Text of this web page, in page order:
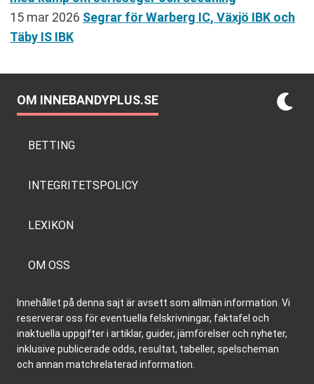
15 mar 2026 Segrar för Warberg IC, Växjö IBK och
Täby IS IBK
OM INNEBANDYPLUS.SE
BETTING
INTEGRITETSPOLICY
LEXIKON
OM OSS
Innehållet på denna sajt är avsett som allmän information. Vi
reserverar oss för eventuella felskrivningar, faktafel och
inaktuella uppgifter i artiklar, guider, jämförelser och nyheter,
inklusive publicerade odds, resultat, tabeller, spelscheman
och annan matchrelaterad information.